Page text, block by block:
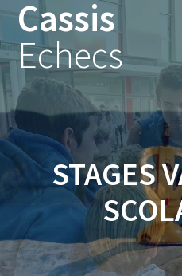
Cassis
Echecs
STAGES